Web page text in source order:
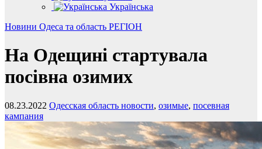
Українська
Новини Одеса та область РЕГІОН
На Одещині стартувала
посівна озимих
08.23.2022 Одесская область новости, озимые, посевная
кампания